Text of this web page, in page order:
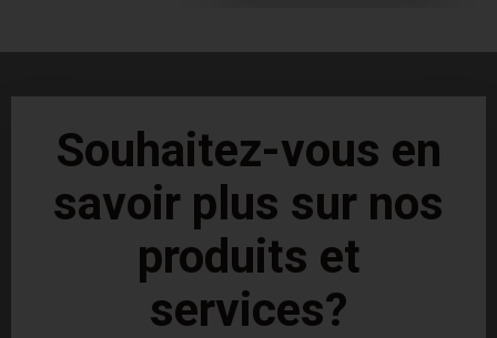
Souhaitez-vous en
savoir plus sur nos
produits et
services?